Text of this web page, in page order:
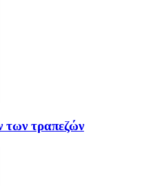
των τραπεζών